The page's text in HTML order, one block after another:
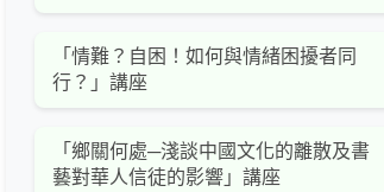
「情難？自困！如何與情緒困擾者同
行？」講座
「鄉關何處─淺談中國文化的離散及書
藝對華人信徒的影響」講座